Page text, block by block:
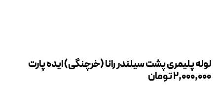
لوله پلیمری پشت سیلندر رانا (خرچنگی) ایده پارت
2,000,000تومان